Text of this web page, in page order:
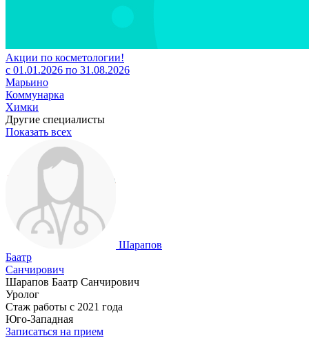
Акции по косметологии!
с 01.01.2026 по 31.08.2026
Марьино
Коммунарка
Химки
Другие специалисты
Показать всех
Шарапов
Баатр
Санчирович
Шарапов Баатр Санчирович
Уролог
Стаж работы с 2021 года
Юго-Западная
Записаться на прием